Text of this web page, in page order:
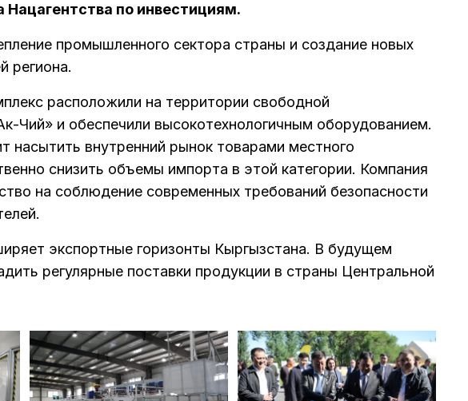
по инвестициям.
промышленного сектора страны и создание новых
региона.
расположили на территории свободной
Чий» и обеспечили высокотехнологичным оборудованием.
насытить внутренний рынок товарами местного
снизить объемы импорта в этой категории. Компания
на соблюдение современных требований безопасности
экспортные горизонты Кыргызстана. В будущем
регулярные поставки продукции в страны Центральной